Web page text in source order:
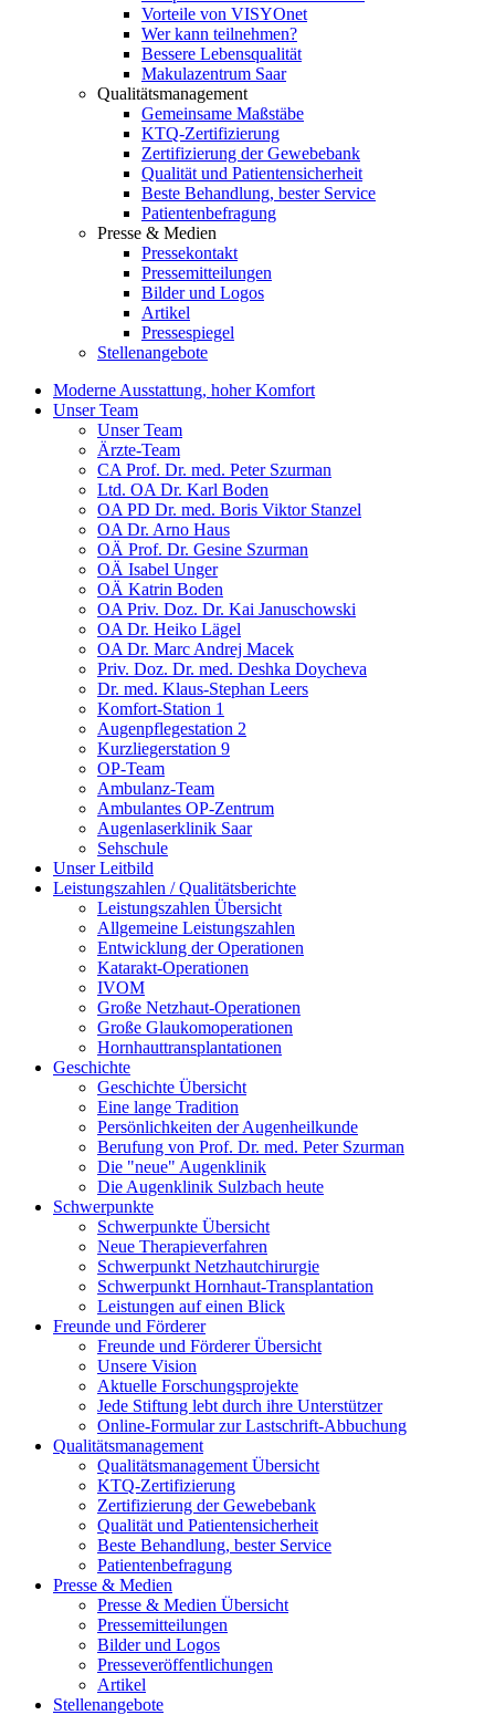
Vorteile von VISYOnet
Wer kann teilnehmen?
Bessere Lebensqualität
Makulazentrum Saar
Qualitätsmanagement
Gemeinsame Maßstäbe
KTQ-Zertifizierung
Zertifizierung der Gewebebank
Qualität und Patientensicherheit
Beste Behandlung, bester Service
Patientenbefragung
Presse & Medien
Pressekontakt
Pressemitteilungen
Bilder und Logos
Artikel
Pressespiegel
Stellenangebote
Moderne Ausstattung, hoher Komfort
Unser Team
Unser Team
Ärzte-Team
CA Prof. Dr. med. Peter Szurman
Ltd. OA Dr. Karl Boden
OA PD Dr. med. Boris Viktor Stanzel
OA Dr. Arno Haus
OÄ Prof. Dr. Gesine Szurman
OÄ Isabel Unger
OÄ Katrin Boden
OA Priv. Doz. Dr. Kai Januschowski
OA Dr. Heiko Lägel
OA Dr. Marc Andrej Macek
Priv. Doz. Dr. med. Deshka Doycheva
Dr. med. Klaus-Stephan Leers
Komfort-Station 1
Augenpflegestation 2
Kurzliegerstation 9
OP-Team
Ambulanz-Team
Ambulantes OP-Zentrum
Augenlaserklinik Saar
Sehschule
Unser Leitbild
Leistungszahlen / Qualitätsberichte
Leistungszahlen Übersicht
Allgemeine Leistungszahlen
Entwicklung der Operationen
Katarakt-Operationen
IVOM
Große Netzhaut-Operationen
Große Glaukomoperationen
Hornhauttransplantationen
Geschichte
Geschichte Übersicht
Eine lange Tradition
Persönlichkeiten der Augenheilkunde
Berufung von Prof. Dr. med. Peter Szurman
Die "neue" Augenklinik
Die Augenklinik Sulzbach heute
Schwerpunkte
Schwerpunkte Übersicht
Neue Therapieverfahren
Schwerpunkt Netzhautchirurgie
Schwerpunkt Hornhaut-Transplantation
Leistungen auf einen Blick
Freunde und Förderer
Freunde und Förderer Übersicht
Unsere Vision
Aktuelle Forschungsprojekte
Jede Stiftung lebt durch ihre Unterstützer
Online-Formular zur Lastschrift-Abbuchung
Qualitätsmanagement
Qualitätsmanagement Übersicht
KTQ-Zertifizierung
Zertifizierung der Gewebebank
Qualität und Patientensicherheit
Beste Behandlung, bester Service
Patientenbefragung
Presse & Medien
Presse & Medien Übersicht
Pressemitteilungen
Bilder und Logos
Presseveröffentlichungen
Artikel
Stellenangebote